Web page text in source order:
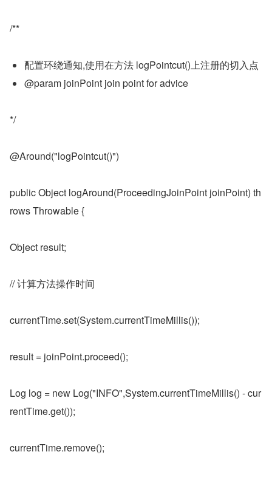
/**
配置环绕通知,使用在方法 logPointcut()上注册的切入点
@param joinPoint join point for advice
*/
@Around("logPointcut()")
public Object logAround(ProceedingJoinPoint joinPoint) th
rows Throwable {
Object result;
// 计算方法操作时间
currentTime.set(System.currentTimeMillis());
result = joinPoint.proceed();
Log log = new Log("INFO",System.currentTimeMillis() - cur
rentTime.get());
currentTime.remove();